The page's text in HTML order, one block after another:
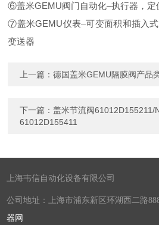
⑥盖米GEMU阀门自动化–执行器，定
⑦盖米GEMU仪表–可变面积和插入
变送器
上一篇：德国盖米GEMU隔膜阀产品
下一篇：盖米节流阀61012D155211/
61012D155411
上海韦信自动化设备有限公司
公司地址：上海市浦东新区环湖西二路
器网